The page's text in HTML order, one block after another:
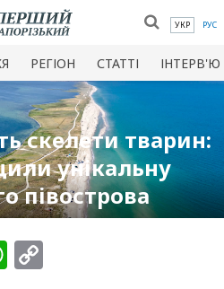
УКР РУС
РЕГІОН СТАТТІ ІНТЕРВ'Ю
скелети тварин:
унікальну
півострова
WhatsApp